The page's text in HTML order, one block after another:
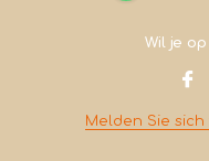
Wil je
Melden Sie